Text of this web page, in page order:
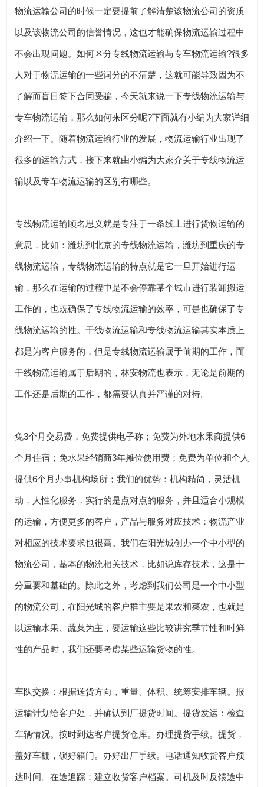
物流运输公司的时候一定要提前了解清楚该物流公司的资质
以及该物流公司的信誉情况，这也才能确保物流运输过程中
不会出现问题。如何区分专线物流运输与专车物流运输?很多
人对于物流运输的一些词分的不清楚，这就可能导致因为不
了解而盲目签下合同受骗，今天就来说一下专线物流运输与
专车物流运输，那么如何来区分呢?下面就有小编为大家详细
介绍一下。随着物流运输行业的发展，物流运输行业出现了
很多的运输方式，接下来就由小编为大家介关于专线物流运
输以及专车物流运输的区别有哪些。
专线物流运输顾名思义就是专注于一条线上进行货物运输的
意思，比如：潍坊到北京的专线物流运输，潍坊到重庆的专
线物流运输，专线物流运输的特点就是它一旦开始进行运
输，那么在运输的过程中是不会停靠某个城市进行装卸搬运
工作的，也既确保了专线物流运输的效率，可是也确保了专
线物流运输的性。干线物流运输和专线物流运输其实本质上
都是为客户服务的，但是专线物流运输属于前期的工作，而
干线物流运输属于后期的，林安物流也表示，无论是前期的
工作还是后期的工作，都需要认真并严谨的对待。
免3个月交易费，免费提供电子称；免费为外地水果商提供6
个月住宿；免水果经销商3年摊位使用费；免费为单位和个人
提供6个月办事机构场所；我们的优势：机构精简，灵活机
动，人性化服务，实行的是点对点的服务，并且适合小规模
的运输，方便更多的客户，产品与服务对应技术：物流产业
对相应的技术要求也很高。我们在阳光城创办一个中小型的
物流公司，基本的物流相关技术，比如说库存技术，这是十
分重要和基础的。除此之外，考虑到我们公司是一个中小型
的物流公司，在阳光城的客户群主要是果农和菜农，也就是
以运输水果、蔬菜为主，要运输这些比较讲究季节性和时鲜
性的产品时，我们还要考虑某些运输货物的性。
车队交换：根据送货方向，重量、体积、统筹安排车辆。报
运输计划给客户处，并确认到厂提货时间。提货发运：检查
车辆情况。按时到达客户提货仓库。办理提货手续。提货，
盖好车棚，锁好箱门。办好出厂手续。电话通知收货客户预
达时间。在途追踪：建立收货客户档案。司机及时反馈途中